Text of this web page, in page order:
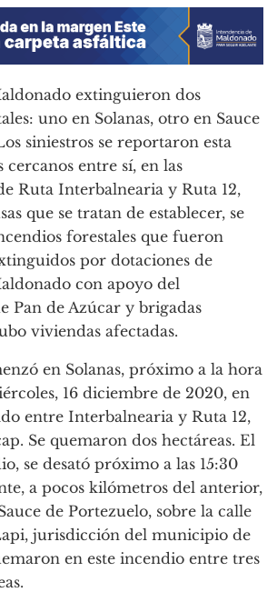
extinguieron dos
uno en Solanas, otro en Sauce
siniestros se reportaron esta
cercanos entre sí, en las
Ruta Interbalnearia y Ruta 12,
que se tratan de establecer, se
forestales que fueron
por dotaciones de
con apoyo del
Pan de Azúcar y brigadas
viviendas afectadas.
en Solanas, próximo a la hora
16 diciembre de 2020, en
entre Interbalnearia y Ruta 12,
Se quemaron dos hectáreas. El
se desató próximo a las 15:30
a pocos kilómetros del anterior,
de Portezuelo, sobre la calle
jurisdicción del municipio de
en este incendio entre tres